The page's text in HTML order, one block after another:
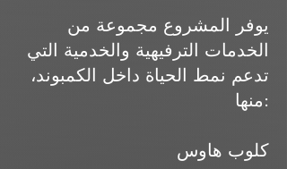
يوفر المشروع مجموعة من
الخدمات الترفيهية والخدمية التي
تدعم نمط الحياة داخل الكمبوند،
منها:
كلوب هاوس